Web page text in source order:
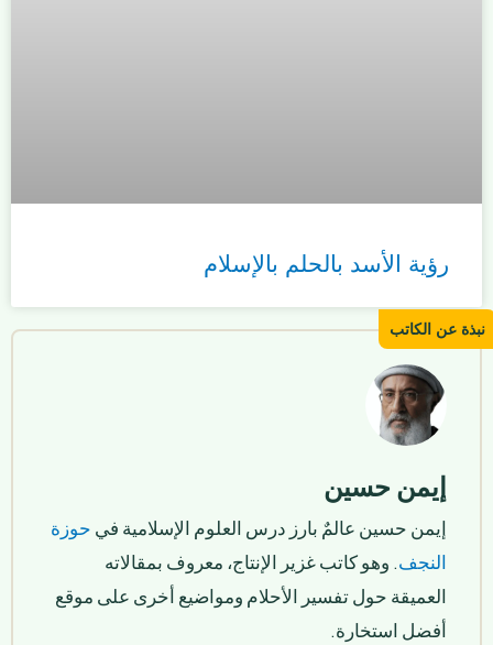
رؤية الأسد بالحلم بالإسلام
إيمن حسين
إيمن حسين عالمٌ بارز درس العلوم الإسلامية في حوزة
النجف. وهو كاتب غزير الإنتاج، معروف بمقالاته
العميقة حول تفسير الأحلام ومواضيع أخرى على موقع
أفضل استخارة.